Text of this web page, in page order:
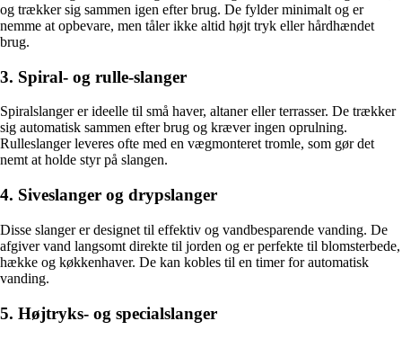
og trækker sig sammen igen efter brug. De fylder minimalt og er
nemme at opbevare, men tåler ikke altid højt tryk eller hårdhændet
brug.
3. Spiral- og rulle-slanger
Spiralslanger er ideelle til små haver, altaner eller terrasser. De trækker
sig automatisk sammen efter brug og kræver ingen oprulning.
Rulleslanger leveres ofte med en vægmonteret tromle, som gør det
nemt at holde styr på slangen.
4. Siveslanger og drypslanger
Disse slanger er designet til effektiv og vandbesparende vanding. De
afgiver vand langsomt direkte til jorden og er perfekte til blomsterbede,
hække og køkkenhaver. De kan kobles til en timer for automatisk
vanding.
5. Højtryks- og specialslanger